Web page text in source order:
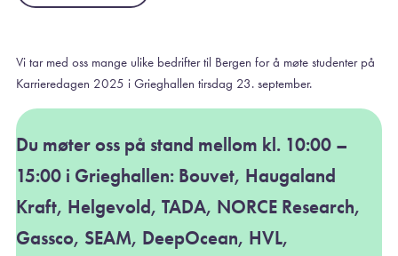
Vi tar med oss mange ulike bedrifter til Bergen for å møte studenter på
Karrieredagen 2025 i Grieghallen tirsdag 23. september.
Du møter oss på stand mellom kl. 10:00 –
15:00 i Grieghallen: Bouvet, Haugaland
Kraft, Helgevold, TADA, NORCE Research,
Gassco, SEAM, DeepOcean, HVL,